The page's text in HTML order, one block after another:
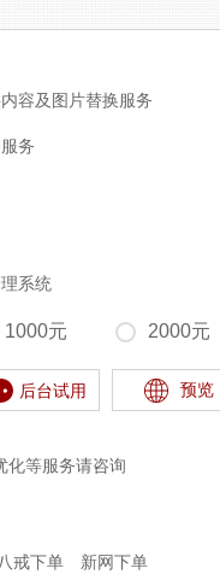
容及图片替换服务
务
系统
1000元 2000元
后台试用 预览
化等服务请咨询
戒下单 新网下单